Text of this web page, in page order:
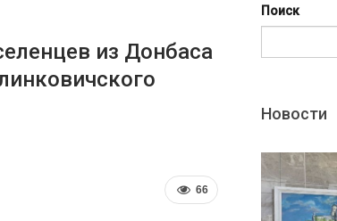
из Донбаса
66
Поиск
Новости